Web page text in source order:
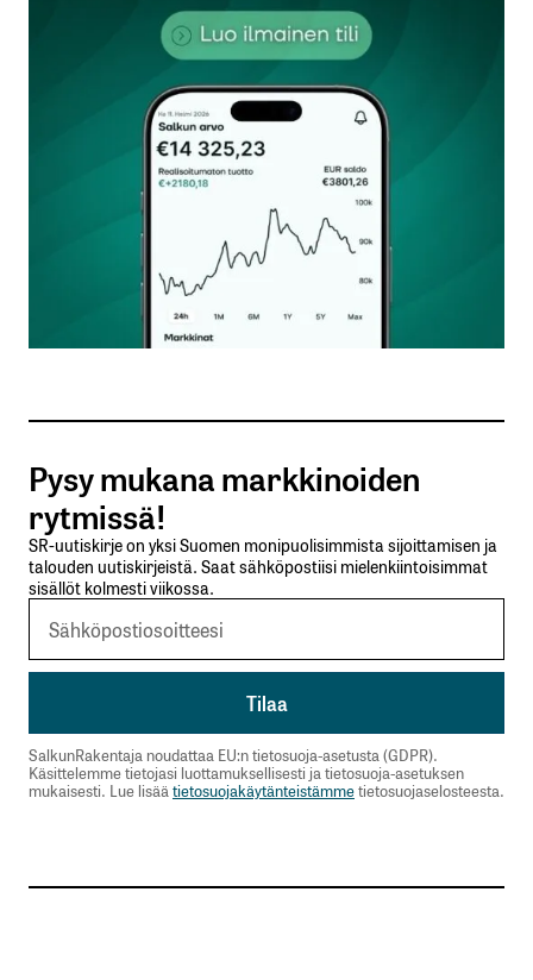
Sähköpostiosoitettasi ei julkaista.Pakolliset
kentät on merkitty*
Kommentti*
Nimesi tai nimimerkkisi
Sähköpostiosoitteesi
Tilaa SalkunRakentajan uutiskirje
Lähetä kommentti
Pysy mukana markkinoiden
rytmissä!
SR-uutiskirje on yksi Suomen monipuolisimmista sijoittamisen ja
talouden uutiskirjeistä. Saat sähköpostiisi mielenkiintoisimmat
sisällöt kolmesti viikossa.
SalkunRakentaja noudattaa EU:n tietosuoja-asetusta (GDPR).
Käsittelemme tietojasi luottamuksellisesti ja tietosuoja-asetuksen
mukaisesti. Lue lisäätietosuojakäytänteistämmetietosuojaselosteesta.